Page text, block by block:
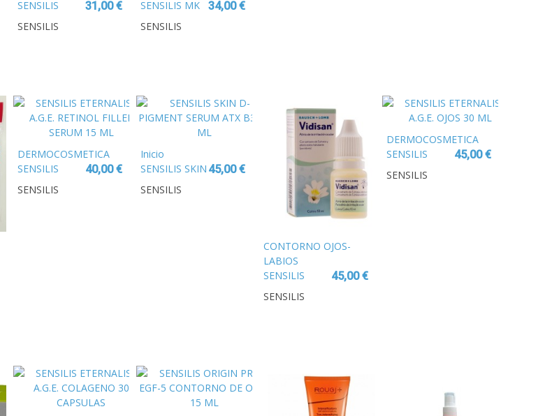
SENSILIS
HYDRA
31,00 €
SENSILIS
SENSILIS MK
INVISIBLE
34,00 €
SENSILIS
DERMOCOSMETICA
SENSILIS
ETERNALIST
40,00 €
SENSILIS
Inicio
SENSILIS SKIN
D-PIGMENT
45,00 €
SENSILIS
CONTORNO OJOS-
LABIOS
SENSILIS
CONTORNO
45,00 €
SENSILIS
DERMOCOSMETICA
SENSILIS
ETERNALIST
45,00 €
SENSILIS